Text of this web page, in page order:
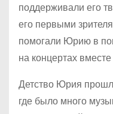
поддерживали его
его первыми
помогали Юрию в
на концертах
Детство Юрия
где было много